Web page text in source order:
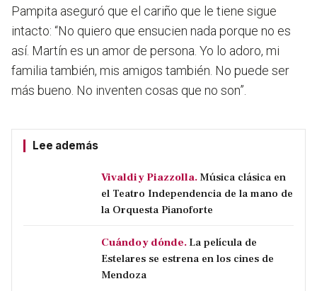
Pampita aseguró que el cariño que le tiene sigue
intacto: “No quiero que ensucien nada porque no es
así. Martín es un amor de persona. Yo lo adoro, mi
familia también, mis amigos también. No puede ser
más bueno. No inventen cosas que no son”.
Lee además
Vivaldi y Piazzolla. Música clásica en
el Teatro Independencia de la mano de
la Orquesta Pianoforte
Cuándo y dónde. La película de
Estelares se estrena en los cines de
Mendoza